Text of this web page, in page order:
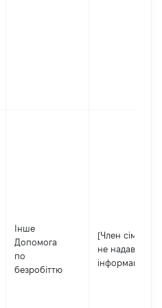
Інше
Допомога
по
безробіттю
[Член сім'ї
не надав
інформацію]